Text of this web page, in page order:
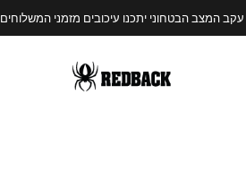
עקב המצב הבטחוני יתכנו עיכובים מזמני המשלוחים